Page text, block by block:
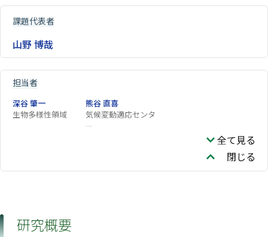
課題代表者
山野 博哉
担当者
深谷 肇一
生物多様性領域
熊谷 直喜
気候変動適応センタ
ー
全て見る
閉じる
研究概要